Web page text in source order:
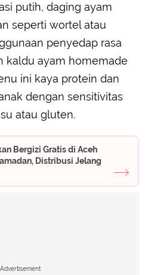
putih, daging ayam
seperti wortel atau
penyedap rasa
kaldu ayam homemade
ini kaya protein dan
dengan sensitivitas
atau gluten.
Bergizi Gratis di Aceh
Distribusi Jelang
Advertisement